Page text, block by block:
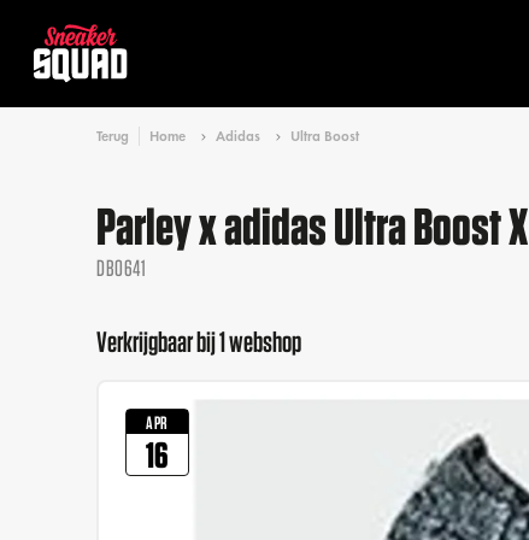
Terug Home Adidas Ultra Boost
Parley x adidas Ultra Boost X
DB0641
Verkrijgbaar bij 1 webshop
APR
16